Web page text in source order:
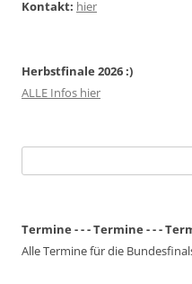
Kontakt: hier
Herbstfinale 2026 :)
ALLE Infos hier
nach:
Termine - - - Termine - - -
Alle Termine für die